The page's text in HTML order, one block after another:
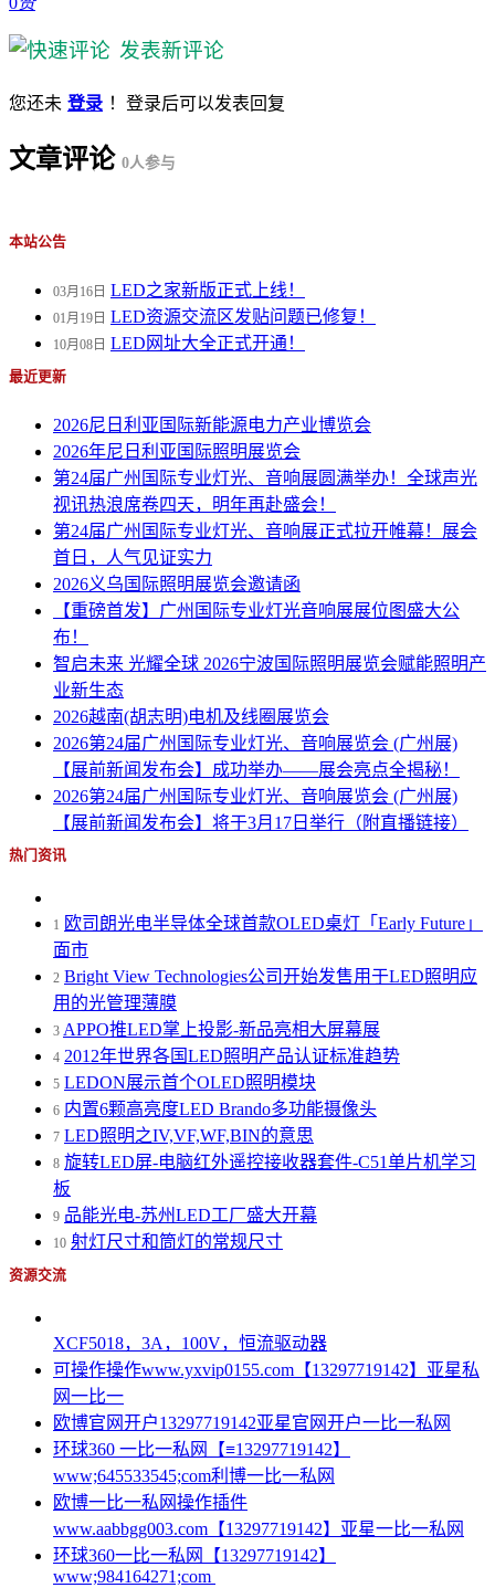
发表新评论
您还未 登录 ！登录后可以发表回复
文章评论 0人参与
本站公告
03月16日 LED之家新版正式上线！
01月19日 LED资源交流区发贴问题已修复！
10月08日 LED网址大全正式开通！
最近更新
2026尼日利亚国际新能源电力产业博览会
2026年尼日利亚国际照明展览会
第24届广州国际专业灯光、音响展圆满举办！全球声光
视讯热浪席卷四天，明年再赴盛会！
第24届广州国际专业灯光、音响展正式拉开帷幕！展会
首日，人气见证实力
2026义乌国际照明展览会邀请函
【重磅首发】广州国际专业灯光音响展展位图盛大公
布！
智启未来 光耀全球 2026宁波国际照明展览会赋能照明产
业新生态
2026越南(胡志明)电机及线圈展览会
2026第24届广州国际专业灯光、音响展览会 (广州展)
【展前新闻发布会】成功举办——展会亮点全揭秘！
2026第24届广州国际专业灯光、音响展览会 (广州展)
【展前新闻发布会】将于3月17日举行（附直播链接）
热门资讯
1 欧司朗光电半导体全球首款OLED桌灯「Early Future」
面市
2 Bright View Technologies公司开始发售用于LED照明应
用的光管理薄膜
3 APPO推LED掌上投影-新品亮相大屏幕展
4 2012年世界各国LED照明产品认证标准趋势
5 LEDON展示首个OLED照明模块
6 内置6颗高亮度LED Brando多功能摄像头
7 LED照明之IV,VF,WF,BIN的意思
8 旋转LED屏-电脑红外遥控接收器套件-C51单片机学习
板
9 品能光电-苏州LED工厂盛大开幕
10 射灯尺寸和筒灯的常规尺寸
资源交流
XCF5018，3A，100V，恒流驱动器
可操作操作www.yxvip0155.com【13297719142】亚星私
网一比一
欧博官网开户13297719142亚星官网开户一比一私网
环球360 一比一私网【≡13297719142】
www;645533545;com利博一比一私网
欧博一比一私网操作插件
www.aabbgg003.com【13297719142】亚星一比一私网
环球360一比一私网【13297719142】
www;984164271;com